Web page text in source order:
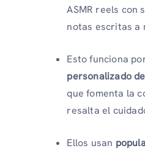
ASMR reels con
notas escritas a
Esto funciona
personalizado
que fomenta la
resalta el
Ellos usan